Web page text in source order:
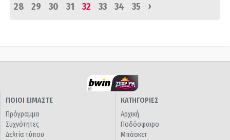
28
29 30 31 32 33 34 35 ›
ΠΟΙΟΙ ΕΙΜΑΣΤΕ
Πρόγραμμα
Συχνότητες
Δελτία τύπου
ΚΑΤΗΓΟΡΙΕΣ
Αρχική
Ποδόσφαιρο
Μπάσκετ